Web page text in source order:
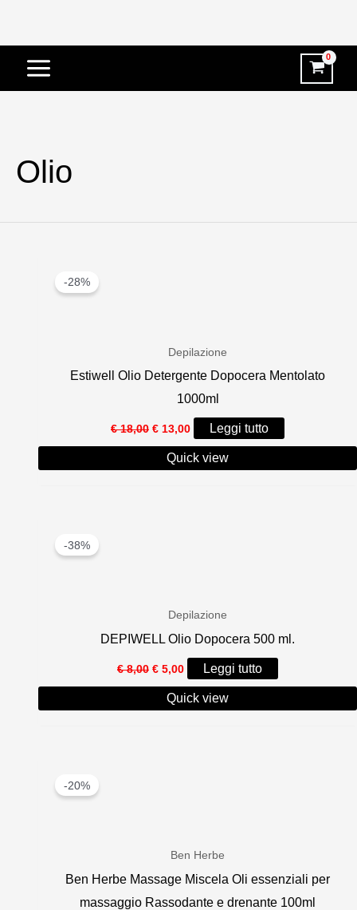
Olio
-28%
Depilazione
Estiwell Olio Detergente Dopocera Mentolato
1000ml
€18,00 Il
prezzo
originale
era:
€ 13,00 Il
prezzo
attuale
è:
Leggi tutto
Quick view
-38%
Depilazione
DEPIWELL Olio Dopocera 500 ml.
€8,00 Il
prezzo
originale
era:
€ 5,00 Il
prezzo
attuale
è:
Leggi tutto
Quick view
-20%
Ben Herbe
Ben Herbe Massage Miscela Oli essenziali per
massaggio Rassodante e drenante 100ml